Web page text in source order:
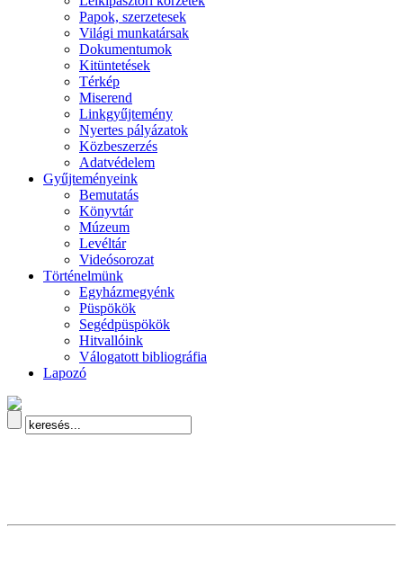
Papok, szerzetesek
Világi munkatársak
Dokumentumok
Kitüntetések
Térkép
Miserend
Linkgyűjtemény
Nyertes pályázatok
Közbeszerzés
Adatvédelem
Gyűjteményeink
Bemutatás
Könyvtár
Múzeum
Levéltár
Videósorozat
Történelmünk
Egyházmegyénk
Püspökök
Segédpüspökök
Hitvallóink
Válogatott bibliográfia
Lapozó